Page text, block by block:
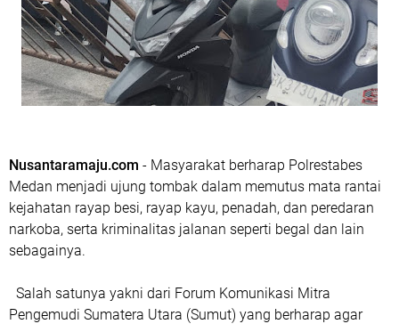
Nusantaramaju.com - Masyarakat berharap Polrestabes
Medan menjadi ujung tombak dalam memutus mata rantai
kejahatan rayap besi, rayap kayu, penadah, dan peredaran
narkoba, serta kriminalitas jalanan seperti begal dan lain
sebagainya.
Salah satunya yakni dari Forum Komunikasi Mitra
Pengemudi Sumatera Utara (Sumut) yang berharap agar